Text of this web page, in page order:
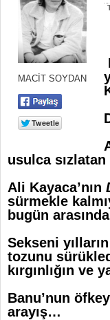
MACİT SOYDAN
usulca
Ali Kayaca’nın
sürmekle
bugün
Sekseni
tozunu
kırgınlığın ve
Banu’nun
arayış…